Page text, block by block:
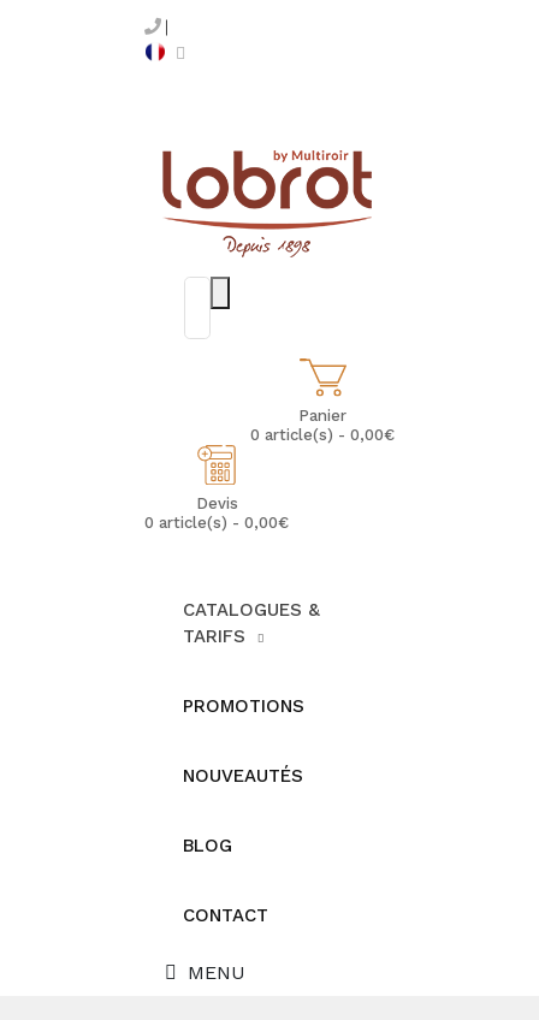
Panier
0 article(s) - 0,00€
Devis
0 article(s) - 0,00€
CATALOGUES &
TARIFS
PROMOTIONS
NOUVEAUTÉS
BLOG
CONTACT
MENU